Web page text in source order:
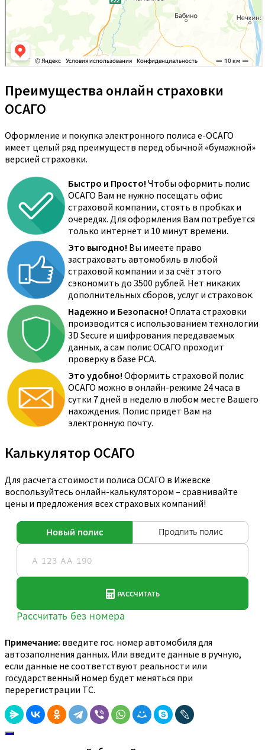
Преимущества онлайн страховки
ОСАГО
Оформление и покупка электронного полиса е-ОСАГО
имеет целый ряд преимуществ перед обычной «бумажной»
версией страховки.
Быстро и Просто! Чтобы оформить полис
ОСАГО Вам не нужно посещать офис
страховой компании, стоять в пробках и
очередях. Для оформления Вам потребуется
только интернет и 10 минут времени.
Это выгодно! Вы имеете право
застраховать автомобиль в любой
страховой компании и за счёт этого
сэкономить до 3500 рублей. Нет никаких
дополнительных сборов, услуг и страховок.
Надежно и Безопасно! Оплата страховки
производится с использованием технологии
3D Secure и шифрования передаваемых
данных, а сам полис ОСАГО проходит
проверку в базе РСА.
Это удобно! Оформить страховой полис
ОСАГО можно в онлайн-режиме 24 часа в
сутки 7 дней в неделю в любом месте Вашего
нахождения. Полис придет Вам на
электронную почту.
Калькулятор ОСАГО
Для расчета стоимости полиса ОСАГО в Ижевске
воспользуйтесь онлайн-калькулятором – сравнивайте
цены и предложения всех страховых компаний!
Примечание: введите гос. номер автомобиля для
автозаполнения данных. Или введите данные в ручную,
если данные не соответствуют реальности или
государственный номер будет меняться при
перерегистрации ТС.